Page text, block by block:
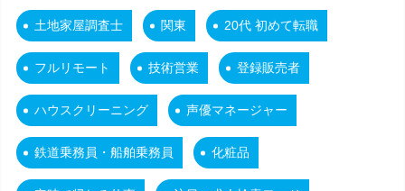
土地家屋調査士 関東 20代 初めて転職
フルリモート 技術営業 登録販売者
ハウスクリーニング 声優マネージャー
鉄道乗務員・船舶乗務員 化粧品